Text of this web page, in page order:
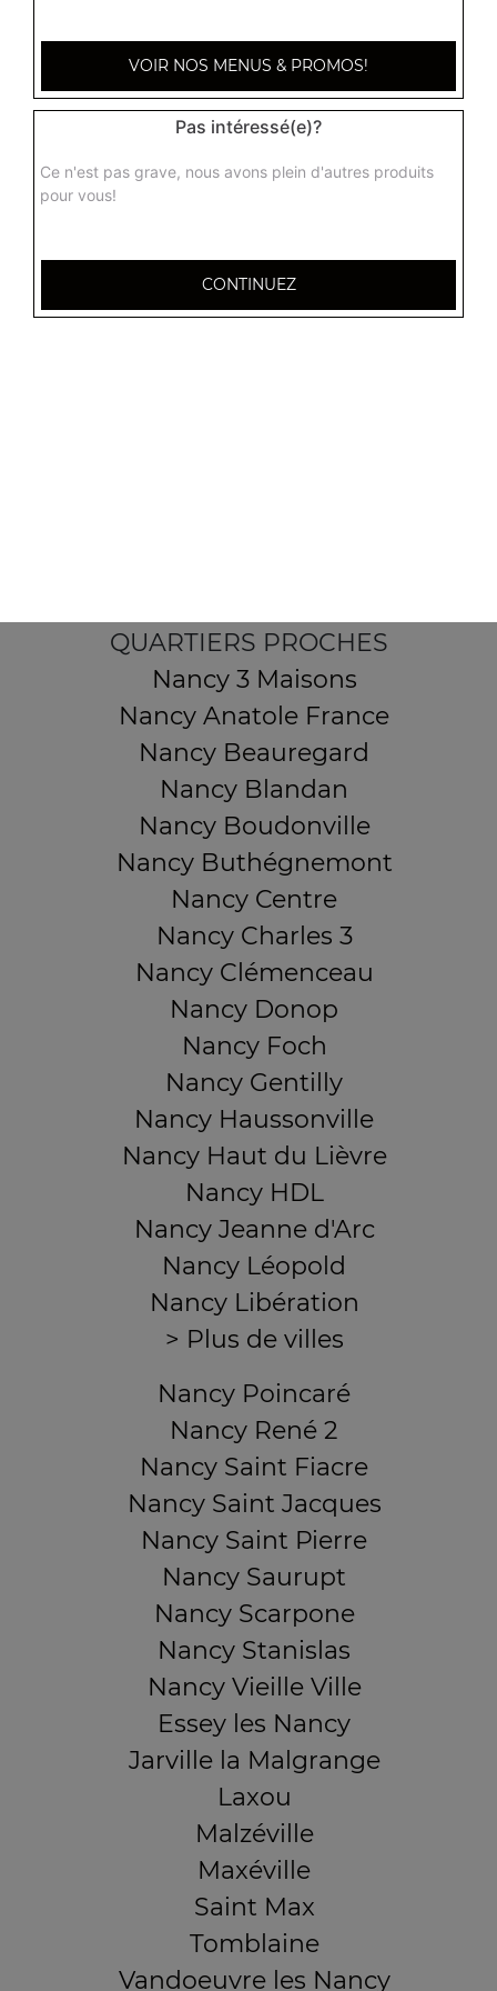
18.00€
QUARTIERS PROCHES
Nancy 3 Maisons
Nancy Anatole France
Nancy Beauregard
Nancy Blandan
Nancy Boudonville
Nancy Buthégnemont
Nancy Centre
Nancy Charles 3
Nancy Clémenceau
Nancy Donop
Nancy Foch
Nancy Gentilly
Nancy Haussonville
Nancy Haut du Lièvre
Nancy HDL
Nancy Jeanne d'Arc
Nancy Léopold
Nancy Libération
> Plus de villes
Nancy Poincaré
Nancy René 2
Nancy Saint Fiacre
Nancy Saint Jacques
Nancy Saint Pierre
Nancy Saurupt
Nancy Scarpone
Nancy Stanislas
Nancy Vieille Ville
Essey les Nancy
Jarville la Malgrange
Laxou
Malzéville
Maxéville
Saint Max
Tomblaine
Vandoeuvre les Nancy
VOIR NOS MENUS & PROMOS!
Pas intéressé(e)?
Ce n'est pas grave, nous avons plein d'autres produits
pour vous!
CONTINUEZ